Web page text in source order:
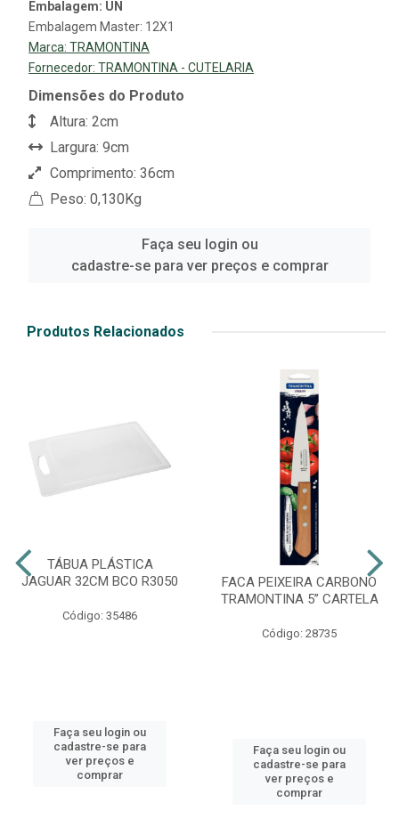
Embalagem: UN
Embalagem Master: 12X1
Marca: TRAMONTINA
Fornecedor: TRAMONTINA - CUTELARIA
Dimensões do Produto
Altura: 2cm
Largura: 9cm
Comprimento: 36cm
Peso: 0,130Kg
Faça seu login ou
cadastre-se para ver preços e comprar
Produtos Relacionados
TÁBUA PLÁSTICA
JAGUAR 32CM BCO R3050
Código: 35486
Faça seu login ou
cadastre-se para
ver preços e
comprar
FACA PEIXEIRA CARBONO
TRAMONTINA 5” CARTELA
Código: 28735
Faça seu login ou
cadastre-se para
ver preços e
comprar